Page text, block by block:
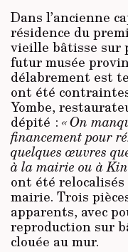
Dans l’ancienne
résidence du
vieille bâtisse sur
futur musée
délabrement est
ont été
Yombe,
dépité : « On
financement pour
quelques œuvres
à la mairie ou à
ont été
mairie. Trois
apparents, avec
reproduction sur
clouée au mur.